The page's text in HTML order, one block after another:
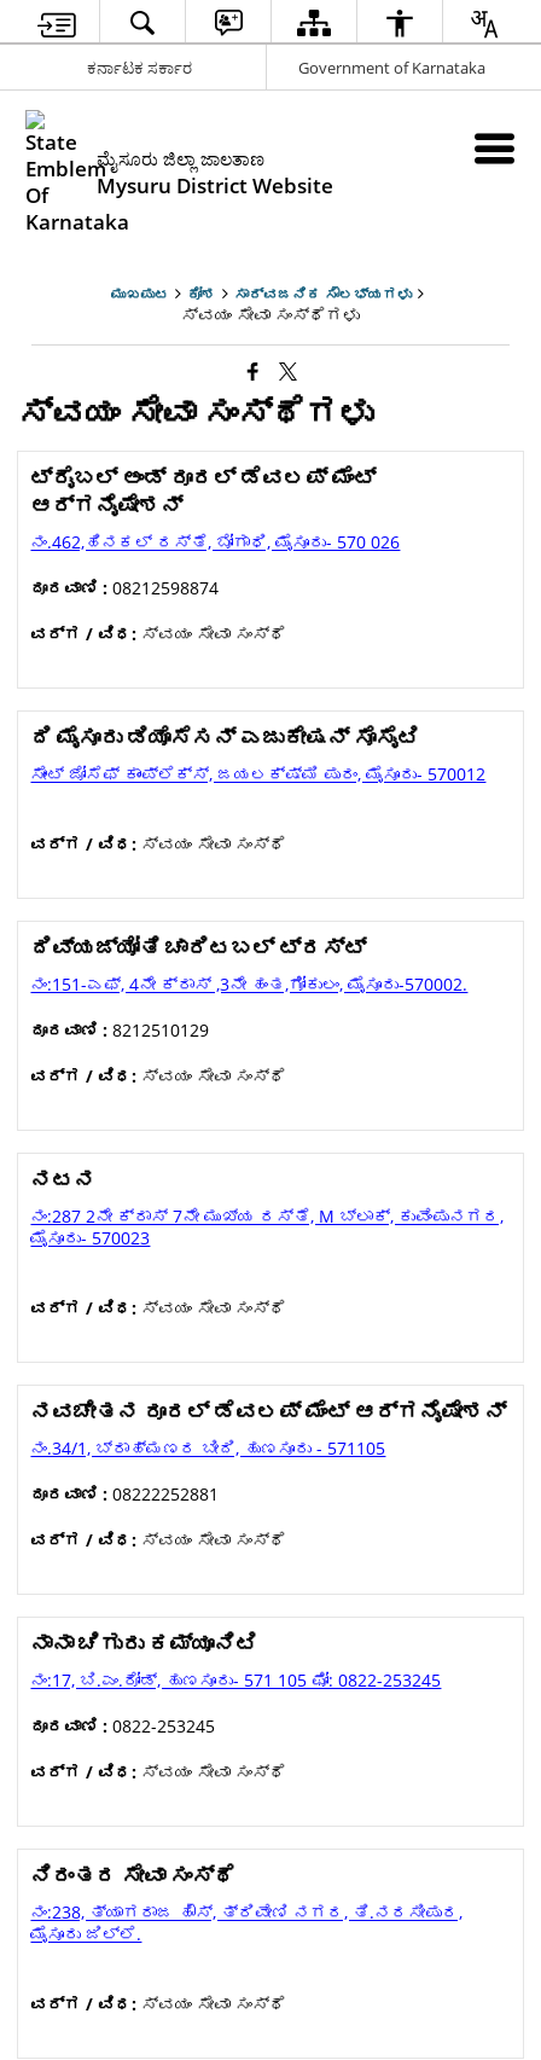
ಕರ್ನಾಟಕ ಸರ್ಕಾರ Government of Karnataka
ಮೈಸೂರು ಜಿಲ್ಲಾ ಜಾಲತಾಣ
Mysuru District Website
ಮುಖಪುಟ ಕೋಶ ಸಾರ್ವಜನಿಕ ಸೌಲಭ್ಯಗಳು
ಸ್ವಯಂ ಸೇವಾ ಸಂಸ್ಥೆಗಳು
ಸ್ವಯಂ ಸೇವಾ ಸಂಸ್ಥೆಗಳು
ಟ್ರೈಬಲ್ ಅಂಡ್ ರೂರಲ್ ಡೆವಲಪ್ ಮೆಂಟ್
ಆರ್ಗನೈಷೇಶನ್
ನಂ.462,ಹಿನಕಲ್ ರಸ್ತೆ, ಬೋಗಾಧಿ, ಮೈಸೂರು- 570 026
ದೂರವಾಣಿ : 08212598874
ವರ್ಗ / ವಿಧ: ಸ್ವಯಂ ಸೇವಾ ಸಂಸ್ಥೆ
ದಿ ಮೈಸೂರು ಡಿಯೊಸೆಸನ್ ಎಜುಕೇಷನ್ ಸೊಸೈಟಿ
ಸೇಂಟ್ ಜೋಸೆಫ್ ಕಾಂಪ್ಲೆಕ್ಸ್, ಜಯಲಕ್ಷ್ಮಿ ಪುರಂ, ಮೈಸೂರು- 570012
ವರ್ಗ / ವಿಧ: ಸ್ವಯಂ ಸೇವಾ ಸಂಸ್ಥೆ
ದಿವ್ಯಜ್ಯೋತಿ ಚಾರಿಟಬಲ್ ಟ್ರಸ್ಟ್
ನಂ:151-ಎಫ್, 4ನೇ ಕ್ರಾಸ್ ,3ನೇ ಹಂತ,ಗೋಕುಲಂ, ಮೈಸೂರು-570002.
ದೂರವಾಣಿ : 8212510129
ವರ್ಗ / ವಿಧ: ಸ್ವಯಂ ಸೇವಾ ಸಂಸ್ಥೆ
ನಟನ
ನಂ:287 2ನೇ ಕ್ರಾಸ್ 7ನೇ ಮುಖ್ಯ ರಸ್ತೆ, M ಬ್ಲಾಕ್, ಕುವೆಂಪುನಗರ,
ಮೈಸೂರು- 570023
ವರ್ಗ / ವಿಧ: ಸ್ವಯಂ ಸೇವಾ ಸಂಸ್ಥೆ
ನವಚೇತನ ರೂರಲ್ ಡೆವಲಪ್ ಮೆಂಟ್ ಆರ್ಗನೈಷೇಶನ್
ನಂ.34/1, ಬ್ರಾಹ್ಮಣರ ಬೀದಿ, ಹುಣಸೂರು - 571105
ದೂರವಾಣಿ : 08222252881
ವರ್ಗ / ವಿಧ: ಸ್ವಯಂ ಸೇವಾ ಸಂಸ್ಥೆ
ನಾನಾ ಚಿಗುರು ಕಮ್ಯೂನಿಟಿ
ನಂ:17, ಬಿ.ಎಂ.ರೋಡ್, ಹುಣಸೂರು- 571 105 ಫೋ: 0822-253245
ದೂರವಾಣಿ : 0822-253245
ವರ್ಗ / ವಿಧ: ಸ್ವಯಂ ಸೇವಾ ಸಂಸ್ಥೆ
ನಿರಂತರ ಸೇವಾ ಸಂಸ್ಥೆ
ನಂ:238, ತ್ಯಾಗರಾಜ ಹೌಸ್, ತ್ರಿವೇಣಿ ನಗರ, ತಿ.ನರಸೀಪುರ,
ಮೈಸೂರು ಜಿಲ್ಲೆ.
ವರ್ಗ / ವಿಧ: ಸ್ವಯಂ ಸೇವಾ ಸಂಸ್ಥೆ